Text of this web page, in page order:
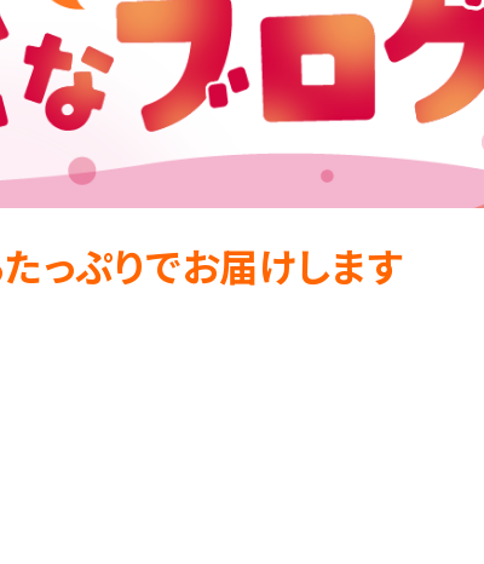
っぷりでお届けします